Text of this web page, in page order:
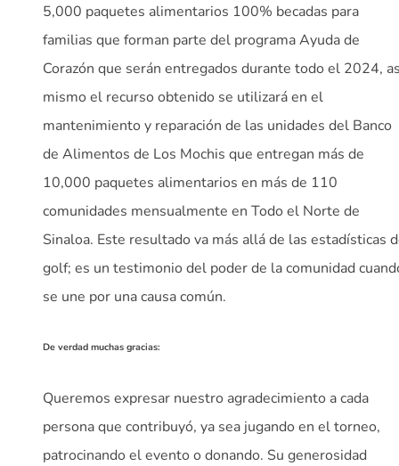
5,000 paquetes alimentarios 100% becadas para
familias que forman parte del programa Ayuda de
Corazón que serán entregados durante todo el 2024,
mismo el recurso obtenido se utilizará en el
mantenimiento y reparación de las unidades del Banco
de Alimentos de Los Mochis que entregan más de
10,000 paquetes alimentarios en más de 110
comunidades mensualmente en Todo el Norte de
Sinaloa. Este resultado va más allá de las estadísticas
golf; es un testimonio del poder de la comunidad
se une por una causa común.
De verdad muchas gracias:
Queremos expresar nuestro agradecimiento a cada
persona que contribuyó, ya sea jugando en el torneo,
patrocinando el evento o donando. Su generosidad